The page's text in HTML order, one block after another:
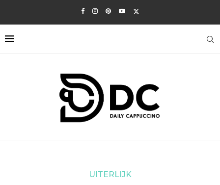
UITERLIJK